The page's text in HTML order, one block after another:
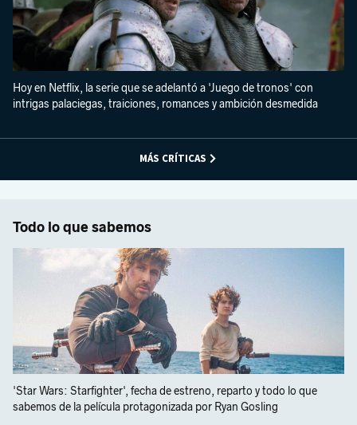
Hoy en Netflix, la serie que se adelantó a 'Juego de tronos' con
intrigas palaciegas, traiciones, romances y ambición desmedida
MÁS CRÍTICAS
Todo lo que sabemos
'Star Wars: Starfighter', fecha de estreno, reparto y todo lo que
sabemos de la película protagonizada por Ryan Gosling